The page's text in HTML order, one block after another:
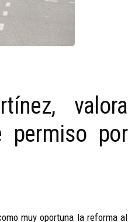
valora
permiso por
muy oportuna la reforma al